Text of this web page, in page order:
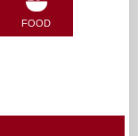
FOOD